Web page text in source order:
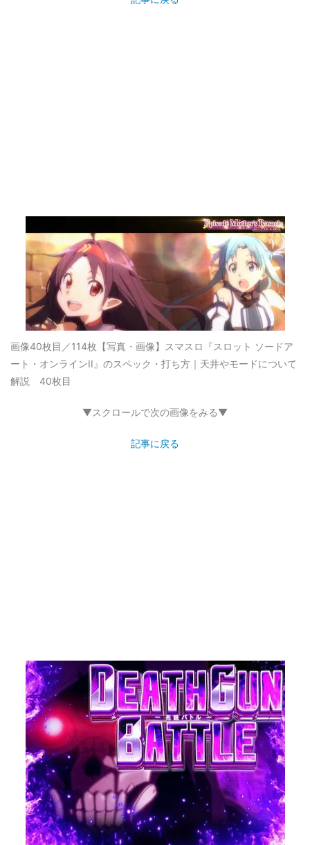
画像40枚目／114枚 【写真・画像】スマスロ『スロット ソードア
ート・オンラインII』のスペック・打ち方｜天井やモードについて
解説 40枚目
▼スクロールで次の画像をみる▼
記事に戻る